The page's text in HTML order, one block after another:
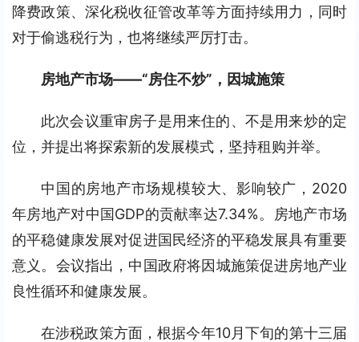
降费政策、深化税收征管改革等方面持续用力，同时
对于偷逃税行为，也将继续严厉打击。
房地产市场——“房住不炒”，因城施策
此次会议重审房子是用来住的、不是用来炒的定
位，并提出将探索新的发展模式，坚持租购并举。
中国的房地产市场规模较大、影响较广，2020
年房地产对中国GDP的贡献率达7.34%。房地产市场
的平稳健康发展对促进国民经济的平稳发展具有重要
意义。会议指出，中国政府将因城施策促进房地产业
良性循环和健康发展。
在涉税政策方面，根据今年10月下旬的第十三届